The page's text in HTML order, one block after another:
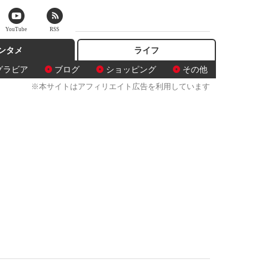
タメ
ラビア ブログ ショッピング その他
ライフ
※本サイトはアフィリエイト広告を利用しています
YouTube RSS